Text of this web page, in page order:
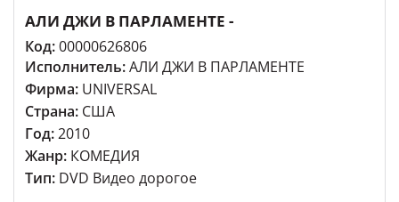
АЛИ ДЖИ В ПАРЛАМЕНТЕ -
Код:00000626806
Исполнитель:АЛИ ДЖИ В ПАРЛАМЕНТЕ
Фирма: UNIVERSAL
Страна: США
Год:2010
Жанр: КОМЕДИЯ
Тип: DVD Видео дорогое